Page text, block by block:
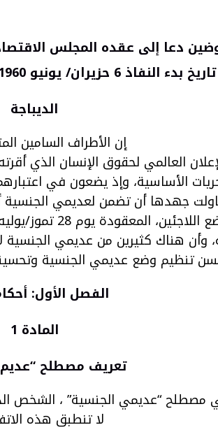
تاريخ بدء النفاذ 6 حزيران/ يونيو 1960 ، وفقا لأحكام المادة 39
الديباجة
إن الأطراف السامين
الأساسية، وإذ يضعون في
جهدها أن تضمن لعديمي
وأن هناك كثيرين من عديمي الجنسية
تنظيم وضع عديمي الجنسية
الفصل الأول:
المادة 1
تعريف مصطلح
مصطلح “عديمي الجنسية” ، الشخص
لا تنطبق هذه